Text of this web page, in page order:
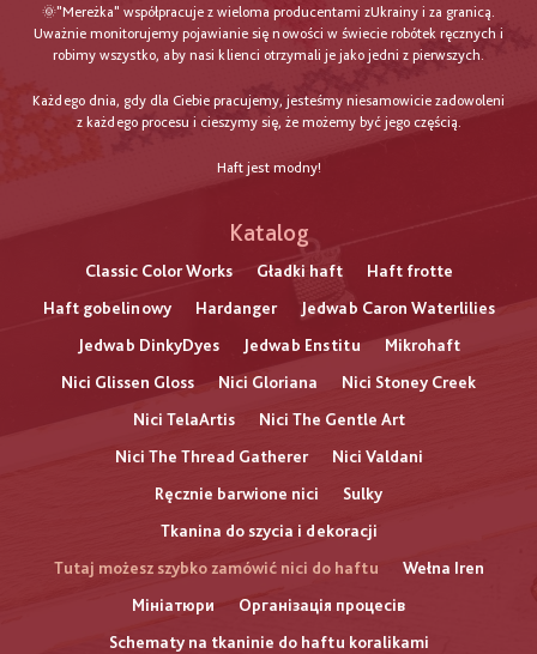
🌞"Mereżka" współpracuje z wieloma producentami zUkrainy i za granicą.
Uważnie monitorujemy pojawianie się nowości w świecie robótek ręcznych i
robimy wszystko, aby nasi klienci otrzymali je jako jedni z pierwszych.
Każdego dnia, gdy dla Ciebie pracujemy, jesteśmy niesamowicie zadowoleni
z każdego procesu i cieszymy się, że możemy być jego częścią.
Haft jest modny!
Katalog
Classic Color Works Gładki haft
Haft frotte
Haft gobelinowy
Hardanger
Jedwab Caron Waterlilies
Jedwab DinkyDyes
Jedwab Enstitu
Mikrohaft
Nici Glissen Gloss
Nici Gloriana
Nici Stoney Creek
Nici TelaArtis
Nici The Gentle Art
Nici The Thread Gatherer
Nici Valdani
Ręcznie barwione nici
Sulky
Tkanina do szycia i dekoracji
Tutaj możesz szybko zamówić nici do haftu
Wełna Iren
Мініатюри
Організація процесів
Schematy na tkaninie do haftu koralikami